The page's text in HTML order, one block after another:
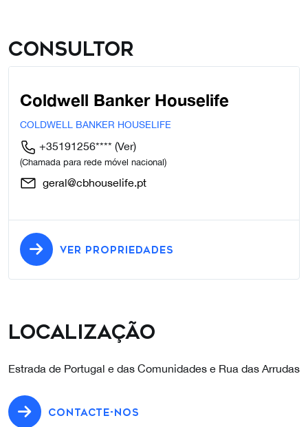
Consultor
Coldwell Banker Houselife
COLDWELL BANKER HOUSELIFE
+35191256**** (Ver)
(Chamada para rede móvel nacional)
geral@cbhouselife.pt
VER PROPRIEDADES
Localização
Estrada de Portugal e das Comunidades e Rua das Arrudas
CONTACTE-NOS